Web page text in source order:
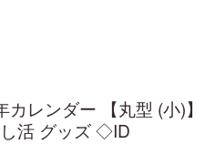
レンダー 【丸型 (小)】
し活 グッズ ◇ID